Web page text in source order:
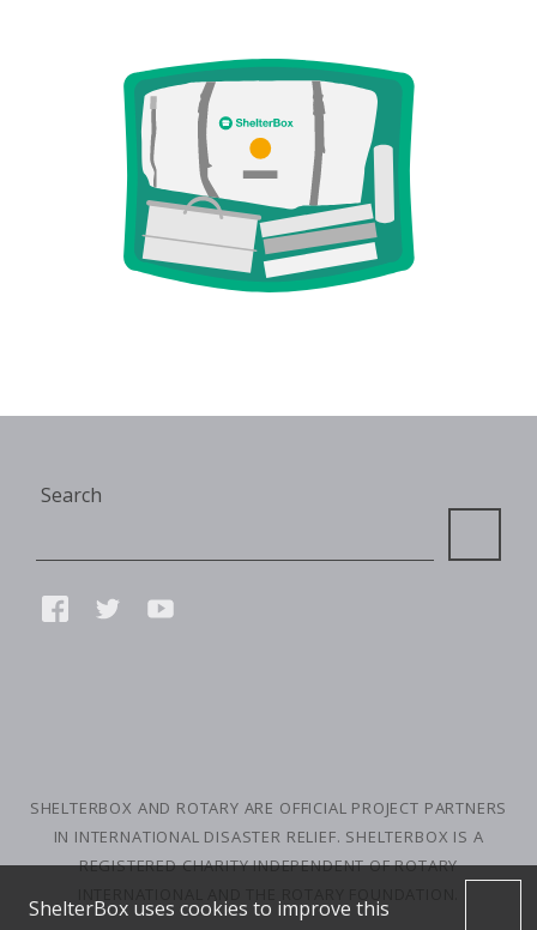
Site
Search
Connect
with
FACEBOOKTWITTER
SHELTERBOX AND ROTARY ARE OFFICIAL PROJECT PARTNERS
IN INTERNATIONAL DISASTER RELIEF. SHELTERBOX IS A
REGISTERED CHARITY INDEPENDENT OF ROTARY
ShelterBox uses cookies to improve this